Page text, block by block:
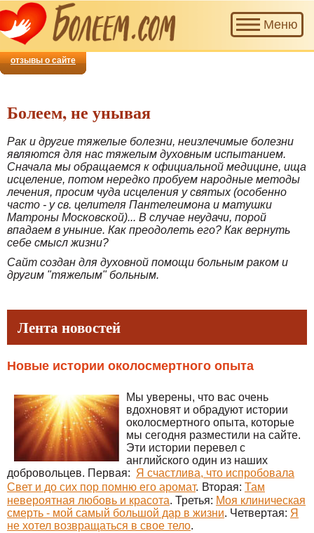
Наш
проект
приглашает
добровольцев
для
тем,
болеет.
Меню
отзывы о сайте
Болеем, не унывая
Рак и другие тяжелые болезни, неизлечимые болезни
являются для нас тяжелым духовным испытанием.
Сначала мы обращаемся к официальной медицине, ища
исцеление, потом нередко пробуем народные методы
лечения, просим чуда исцеления у святых (особенно
часто - у св. целителя Пантелеимона и матушки
Матроны Московской)... В случае неудачи, порой
впадаем в уныние. Как преодолеть его? Как вернуть
себе смысл жизни?
Сайт создан для духовной помощи больным раком и
другим "тяжелым" больным.
Лента новостей
Новые истории околосмертного опыта
Мы уверены, что вас очень
вдохновят и обрадуют истории
околосмертного опыта, которые
мы сегодня разместили на сайте.
Эти истории перевел с
английского один из наших
добровольцев. Первая: Я счастлива, что испробовала
Свет и до сих пор помню его аромат. Вторая: Там
невероятная любовь и красота. Третья: Моя клиническая
смерть - мой самый большой дар в жизни. Четвертая: Я
не хотел возвращаться в свое тело.